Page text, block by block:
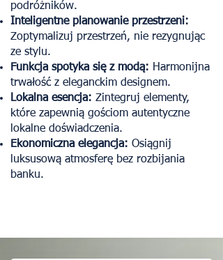
podróżników.
Inteligentne planowanie przestrzeni:
Zoptymalizuj przestrzeń, nie rezygnując
ze stylu.
Funkcja spotyka się z modą: Harmonijna
trwałość z eleganckim designem.
Lokalna esencja: Zintegruj elementy,
które zapewnią gościom autentyczne
lokalne doświadczenia.
Ekonomiczna elegancja: Osiągnij
luksusową atmosferę bez rozbijania
banku.